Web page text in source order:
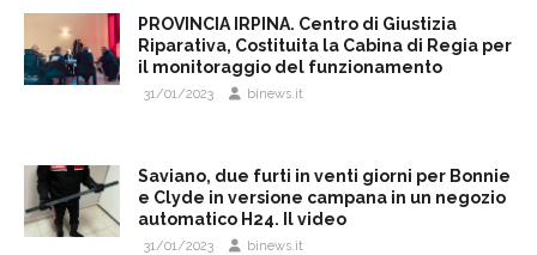
PROVINCIA IRPINA. Centro di Giustizia
Riparativa, Costituita la Cabina di Regia per
il monitoraggio del funzionamento
31/01/2023 binews.it
Saviano, due furti in venti giorni per Bonnie
e Clyde in versione campana in un negozio
automatico H24. Il video
31/01/2023 binews.it